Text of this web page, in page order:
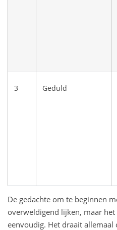
3 Geduld
De gedachte om te beginnen
overweldigend lijken, maar
eenvoudig. Het draait